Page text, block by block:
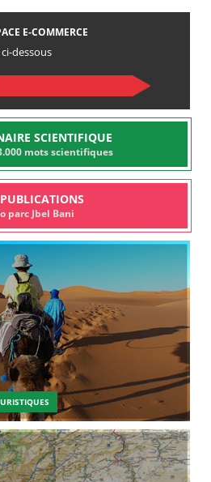
E-COMMERCE
dessous
SCIENTIFIQUE
mots scientifiques
parc Jbel Bani